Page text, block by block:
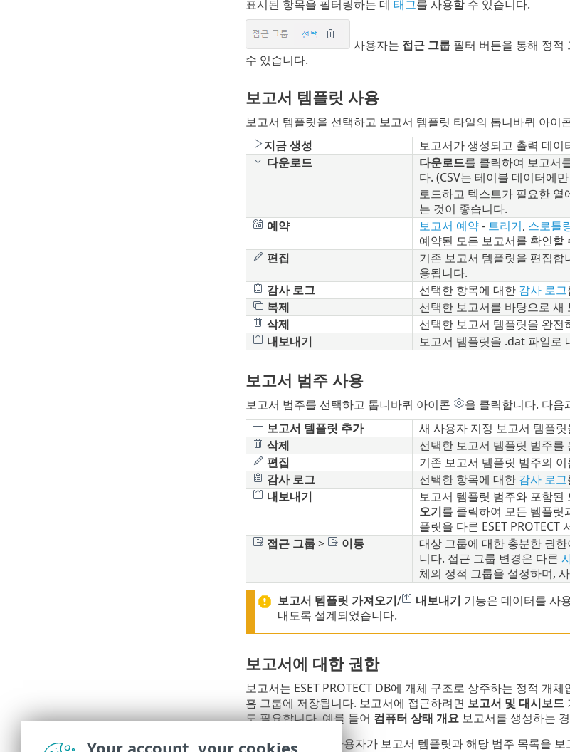
표시된 항목을 필터링하는 데 태그를 사용할 수 있습니다.
사용자는 접근 그룹필터 버튼을 통해 정적
수 있습니다.
보고서 템플릿 사용
보고서 템플릿을 선택하고 보고서 템플릿 타일의 톱니바퀴 아이
지금 생성
보고서가 생성되고 출력 데이
다운로드
다운로드를 클릭하여 보고서
다. (CSV는 테이블 데이터에
로드하고 텍스트가 필요한
는 것이 좋습니다.
예약
보고서 예약- 트리거, 스로틀
예약된 모든 보고서를 확인할
편집
기존 보고서 템플릿을 편집합
용됩니다.
감사 로그
선택한 항목에 대한 감사 로그
복제
선택한 보고서를 바탕으로
삭제
선택한 보고서 템플릿을 완전
내보내기
보고서 템플릿을 .dat 파일로
보고서 범주 사용
보고서 범주를 선택하고 톱니바퀴 아이콘
을 클릭합니다. 다음
보고서 템플릿 추가
새 사용자 지정 보고서 템플
삭제
선택한 보고서 템플릿 범주를
편집
기존 보고서 템플릿 범주의
감사 로그
선택한 항목에 대한 감사 로그
내보내기
보고서 템플릿 범주와 포함된
오기를 클릭하여 모든 템플릿
플릿을 다른 ESET
접근 그룹> 이동
대상 그룹에 대한 충분한 권
니다. 접근 그룹 변경은 다른
체의 정적 그룹을 설정하며,
보고서 템플릿 가져오기/ 내보내기 기능은 데이터를 사
내도록 설계되었습니다.
보고서에 대한 권한
보고서는 ESET PROTECT DB에 개체 구조로 상주하는 정적 개
홈 그룹에 저장됩니다. 보고서에 접근하려면 보고서 및 대시보드
도 필요합니다. 예를 들어 컴퓨터 상태 개요보고서를 생성하는
•
- 사용자가 보고서 템플릿과 해당 범주 목록을
Your account, your cookies